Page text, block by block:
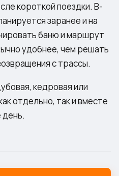
короткой поездки. В-
заранее и на
баню и маршрут
удобнее, чем решать
с трассы.
, кедроваяили
отдельно, так и вместе